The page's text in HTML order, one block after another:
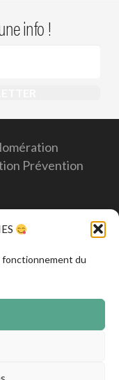
fonctionnement du
info !
Prévention